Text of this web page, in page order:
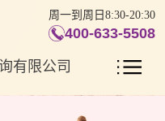
周一到周日8:30-20:30
400-633-5508
有限公司